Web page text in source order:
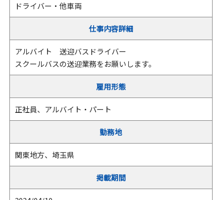
ドライバー・他車両
仕事内容詳細
アルバイト 送迎バスドライバー
スクールバスの送迎業務をお願いします。
雇用形態
正社員、アルバイト・パート
勤務地
関東地方、埼玉県
掲載期間